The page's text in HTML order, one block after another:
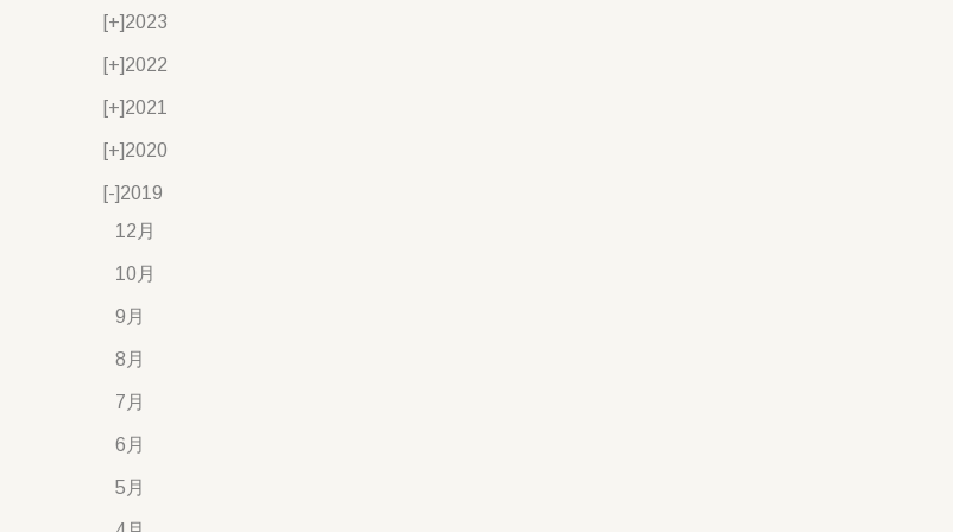
[+]2023
[+]2022
[+]2021
[+]2020
[-]2019
12月
10月
9月
8月
7月
6月
5月